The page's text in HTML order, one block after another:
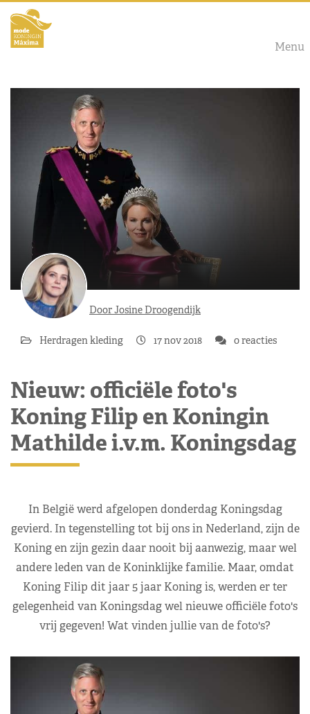
Menu
Door Josine Droogendijk
Herdragen kleding 17 nov 2018 0 reacties
Nieuw: officiële foto's
Koning Filip en Koningin
Mathilde i.v.m. Koningsdag
In België werd afgelopen donderdag Koningsdag
gevierd. In tegenstelling tot bij ons in Nederland, zijn de
Koning en zijn gezin daar nooit bij aanwezig, maar wel
andere leden van de Koninklijke familie. Maar, omdat
Koning Filip dit jaar 5 jaar Koning is, werden er ter
gelegenheid van Koningsdag wel nieuwe officiële foto's
vrij gegeven! Wat vinden jullie van de foto's?